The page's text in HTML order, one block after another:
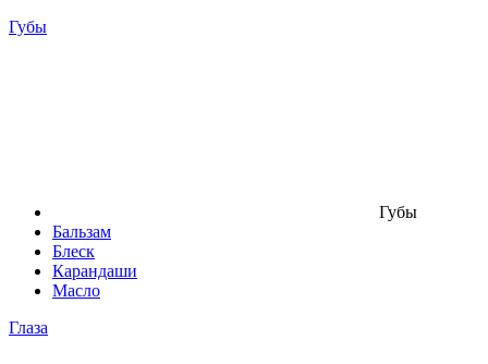
Губы
Губы
Бальзам
Блеск
Карандаши
Масло
Глаза